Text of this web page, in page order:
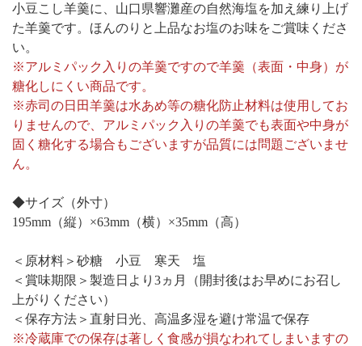
小豆こし羊羹に、山口県響灘産の自然海塩を加え練り上げ
た羊羹です。ほんのりと上品なお塩のお味をご賞味くださ
い。
※アルミパック入りの羊羹ですので羊羹（表面・中身）が
糖化しにくい商品です。
※赤司の日田羊羹は水あめ等の糖化防止材料は使用してお
りませんので、アルミパック入りの羊羹でも表面や中身が
固く糖化する場合もございますが品質には問題ございませ
ん。
◆サイズ（外寸）
195mm（縦）×63mm（横）×35mm（高）
＜原材料＞砂糖 小豆 寒天 塩
＜賞味期限＞製造日より3ヵ月（開封後はお早めにお召し
上がりください）
＜保存方法＞直射日光、高温多湿を避け常温で保存
※冷蔵庫での保存は著しく食感が損なわれてしまいますの